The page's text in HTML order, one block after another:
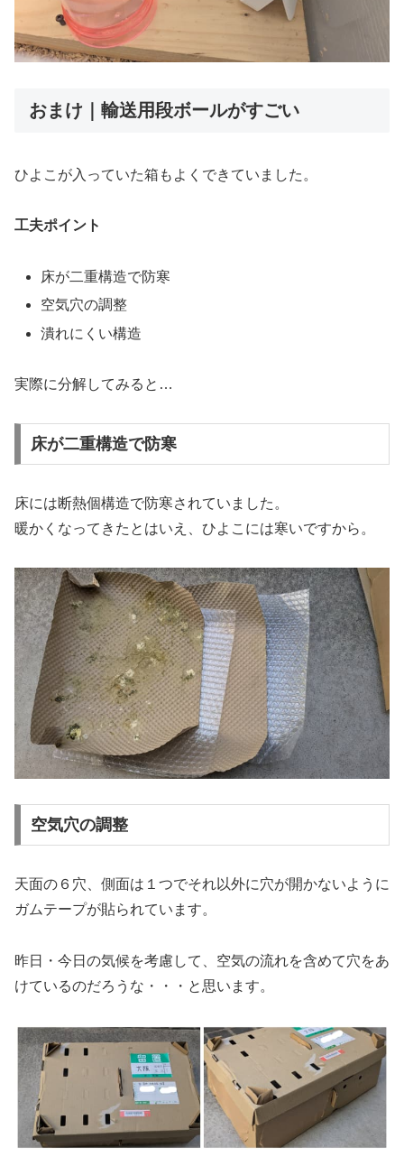
おまけ｜輸送用段ボールがすごい
ひよこが入っていた箱もよくできていました。
工夫ポイント
床が二重構造で防寒
空気穴の調整
潰れにくい構造
実際に分解してみると…
床が二重構造で防寒
床には断熱個構造で防寒されていました。
暖かくなってきたとはいえ、ひよこには寒いですから。
空気穴の調整
天面の６穴、側面は１つでそれ以外に穴が開かないように
ガムテープが貼られています。
昨日・今日の気候を考慮して、空気の流れを含めて穴をあ
けているのだろうな・・・と思います。